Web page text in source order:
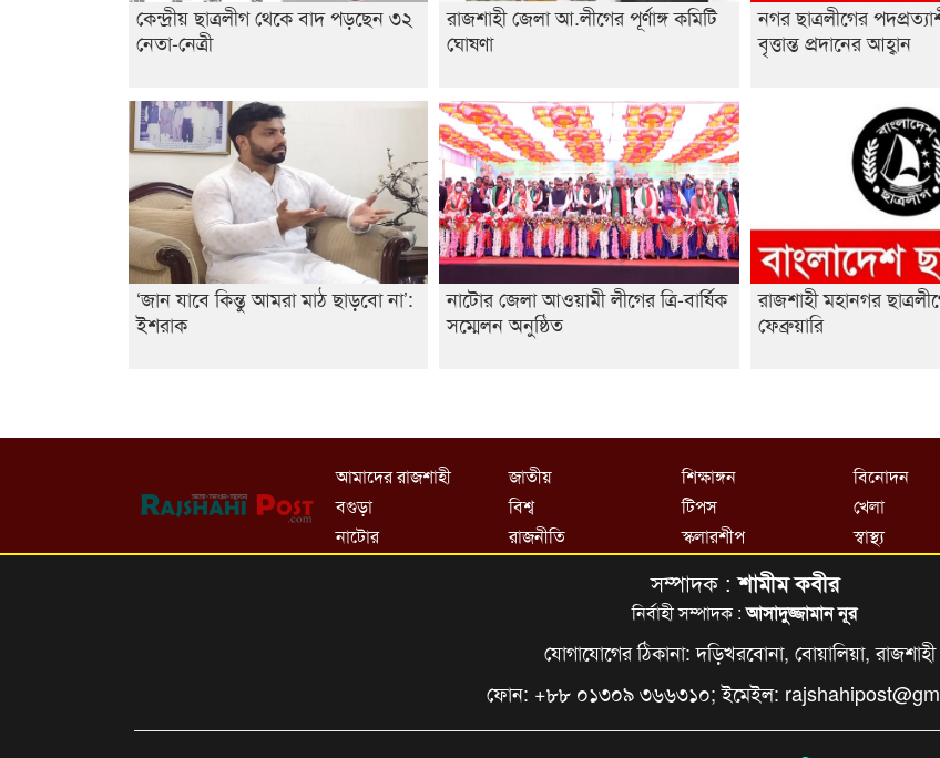
কেন্দ্রীয় ছাত্রলীগ থেকে বাদ পড়ছেন ৩২
নেতা-নেত্রী
রাজশাহী জেলা আ.লীগের পূর্ণাঙ্গ কমিটি
ঘোষণা
নগর ছাত্রলীগের
বৃত্তান্ত প্রদানের আহ্বান
‘জান যাবে কিন্তু আমরা মাঠ ছাড়বো না’:
ইশরাক
নাটোর জেলা আওয়ামী লীগের ত্রি-বার্ষিক
সম্মেলন অনুষ্ঠিত
রাজশাহী মহানগর
ফেব্রুয়ারি
আমাদের রাজশাহী
বগুড়া
নাটোর
জাতীয়
বিশ্ব
রাজনীতি
শিক্ষাঙ্গন
টিপস
স্কলারশীপ
বিনোদন
খেলা
স্বাস্থ্য
সম্পাদক : শামীম কবীর
নির্বাহী সম্পাদক :আসাদুজ্জামান নূর
যোগাযোগের ঠিকানা: দড়িখরবোনা, বোয়ালিয়া,
ফোন: +৮৮ ০১৩০৯ ৩৬৬৩১০; ইমেইল: